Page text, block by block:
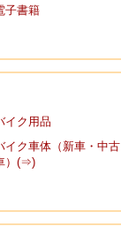
子書籍
イク用品
イク車体（新車・中古
）(⇒)